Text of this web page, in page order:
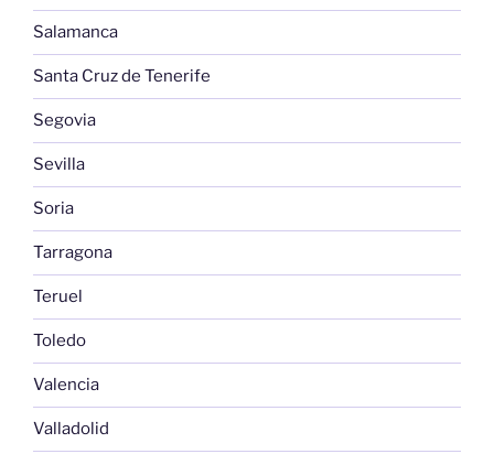
Salamanca
Santa Cruz de Tenerife
Segovia
Sevilla
Soria
Tarragona
Teruel
Toledo
Valencia
Valladolid